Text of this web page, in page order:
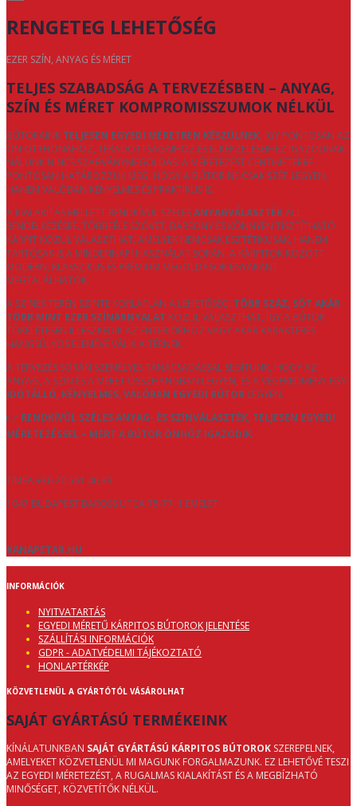
RENGETEG LEHETŐSÉG
EZER SZÍN, ANYAG ÉS MÉRET
TELJES SZABADSÁG A TERVEZÉSBEN – ANYAG,
SZÍN ÉS MÉRET KOMPROMISSZUMOK NÉLKÜL
BÚTORAINK TELJESEN EGYEDI MÉRETBEN KÉSZÜLNEK, ÍGY PONTOSAN AZ
ÖN OTTHONÁHOZ, TÉRADOTTSÁGAIHOZ ÉS ELKÉPZELÉSEIHEZ IGAZODNAK.
NÁLUNK NINCS SZABVÁNYMEGOLDÁS: A MÉRETEZÉST CENTIMÉTERRE
PONTOSAN HATÁROZZUK MEG, HOGY A BÚTOR NE CSAK SZÉP LEGYEN,
HANEM VALÓBAN KÉNYELMES ÉS PRAKTIKUS IS.
A KIALAKÍTÁS MELLETT RENDKÍVÜL SZÉLESANYAGVÁLASZTÉKÁLL
RENDELKEZÉSRE. TÖBBFÉLE SZÖVET, BÁRSONY ÉS KÖNNYEN TISZTÍTHATÓ
KÁRPIT KÖZÜL VÁLASZTHAT, AMELYEK NEMCSAK ESZTÉTIKUSAK, HANEM
TARTÓSAK IS A MINDENNAPI HASZNÁLAT SORÁN. A KÁRPITOK KÖZÖTT
MODERN, KLASSZIKUS ÉS PRÉMIUM MEGOLDÁSOK EGYARÁNT
MEGTALÁLHATÓK.
A SZÍNEK TERÉN SZINTE KORLÁTLAN A LEHETŐSÉG: TÖBB SZÁZ, SŐT AKÁR
TÖBB MINT EZER SZÍNÁRNYALAT KÖZÜL VÁLASZTHAT, ÍGY A BÚTOR
TÖKÉLETESEN ILLESZKEDIK AZ ENTERIŐRHÖZ VAGY AKÁR KARAKTERES
HANGSÚLYOS ELEMÉVÉ VÁLIK A TÉRNEK.
A TERVEZÉS SORÁN SZEMÉLYES TANÁCSADÁSSAL SEGÍTÜNK, HOGY AZ
ANYAG, A SZÍN ÉS A MÉRET ÖSSZHANGBAN LEGYEN, ÉS A VÉGEREDMÉNY EGY
IDŐTÁLLÓ, KÉNYELMES, VALÓBAN EGYEDI BÚTOR LEGYEN.
👉 RENDKÍVÜL SZÉLES ANYAG- ÉS SZÍNVÁLASZTÉK, TELJESEN EGYEDI
MÉRETEZÉSSEL – MERT A BÚTOR ÖNHÖZ IGAZODIK.
TÍMEA +36 20 561 46 33
1047 BUDAPEST BAROSS UTCA 75-77. 1 EMELET
KANAPETAR.HU
INFORMÁCIÓK
NYITVATARTÁS
EGYEDI MÉRETŰ KÁRPITOS BÚTOROK JELENTÉSE
SZÁLLÍTÁSI INFORMÁCIÓK
GDPR - ADATVÉDELMI TÁJÉKOZTATÓ
HONLAPTÉRKÉP
KÖZVETLENÜL A GYÁRTÓTÓL VÁSÁROLHAT
SAJÁT GYÁRTÁSÚ TERMÉKEINK
KÍNÁLATUNKBAN SAJÁT GYÁRTÁSÚ KÁRPITOS BÚTOROK SZEREPELNEK,
AMELYEKET KÖZVETLENÜL MI MAGUNK FORGALMAZUNK. EZ LEHETŐVÉ TESZI
AZ EGYEDI MÉRETEZÉST, A RUGALMAS KIALAKÍTÁST ÉS A MEGBÍZHATÓ
MINŐSÉGET, KÖZVETÍTŐK NÉLKÜL.